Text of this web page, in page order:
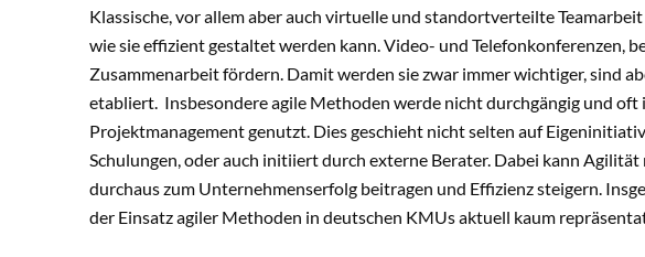
Klassische, vor allem aber auch virtuelle und standortverteilte
wie sie effizient gestaltet werden kann. Video- und Telefonkonferenzen,
Zusammenarbeit fördern. Damit werden sie zwar immer wichtiger, sind
etabliert. Insbesondere agile Methoden werde nicht durchgängig und
Projektmanagement genutzt. Dies geschieht nicht selten auf
Schulungen, oder auch initiiert durch externe Berater. Dabei kann
durchaus zum Unternehmenserfolg beitragen und Effizienz steigern.
der Einsatz agiler Methoden in deutschen KMUs aktuell kaum